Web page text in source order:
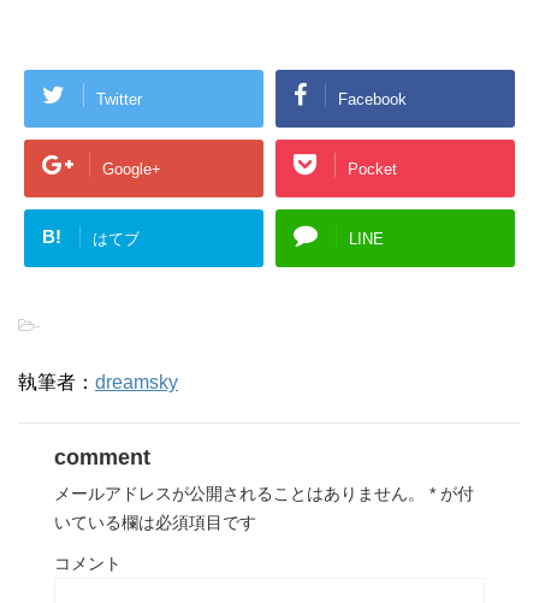
Twitter Facebook
Google+ Pocket
B! はてブ LINE
-
執筆者： dreamsky
comment
メールアドレスが公開されることはありません。 * が付
いている欄は必須項目です
コメント